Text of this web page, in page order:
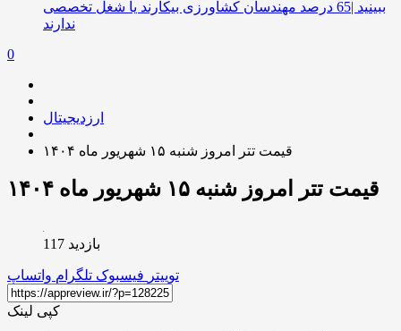
ببینید |65 درصد مهندسان کشاورزی بیکارند یا شغل تخصصی
ندارند
0
ارزدیجیتال
قیمت تتر امروز شنبه ۱۵ شهریور ماه ۱۴۰۴
قیمت تتر امروز شنبه ۱۵ شهریور ماه ۱۴۰۴
بازدید 117
توییتر فیسبوک تلگرام واتساپ
کپی لینک